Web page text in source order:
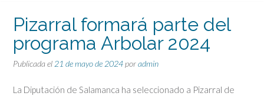
Pizarral formará parte del
programa Arbolar 2024
Publicada el 21 de mayo de 2024poradmin
La Diputación de Salamanca ha seleccionado a Pizarral de